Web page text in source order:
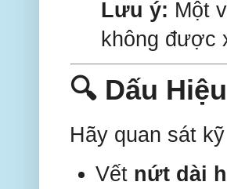
Lưu ý: Một
không được
🔍 Dấu
Hãy quan sát
Vết nứt dài